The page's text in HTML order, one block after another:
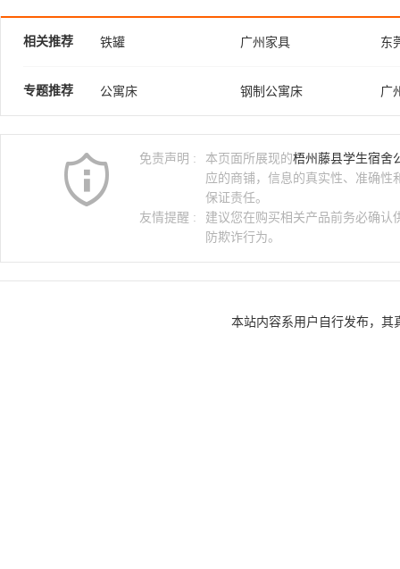
相关推荐 铁罐 广州家具 东
专题推荐 公寓床 钢制公寓床 广
大学公寓床 公寓床厂 连
免责声明 : 本页面所展现的梧州藤县学生宿舍
应的商铺，信息的真实性、准确性
保证责任。
友情提醒 :
建议您在购买相关产品前务必确认
防欺诈行为。
本站内容系用户自行发布，其